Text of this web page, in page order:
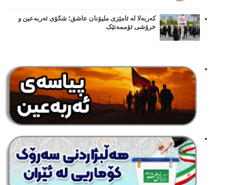
کەربەلا لە ئامێزی ملیۆنان عاشق؛ شکۆی ئەربەعین و
خرۆشی ئۆممەتێک